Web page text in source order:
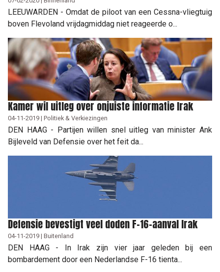
LEEUWARDEN - Omdat de piloot van een Cessna-vliegtuig
boven Flevoland vrijdagmiddag niet reageerde o...
Kamer wil uitleg over onjuiste informatie Irak
04-11-2019 | Politiek & Verkiezingen
DEN HAAG - Partijen willen snel uitleg van minister Ank
Bijleveld van Defensie over het feit da...
Defensie bevestigt veel doden F-16-aanval Irak
04-11-2019 | Buitenland
DEN HAAG - In Irak zijn vier jaar geleden bij een
bombardement door een Nederlandse F-16 tienta...